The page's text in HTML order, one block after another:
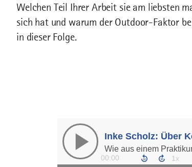
Welchen Teil Ihrer Arbeit sie am liebsten
sich hat und warum der Outdoor-Faktor
in dieser Folge.